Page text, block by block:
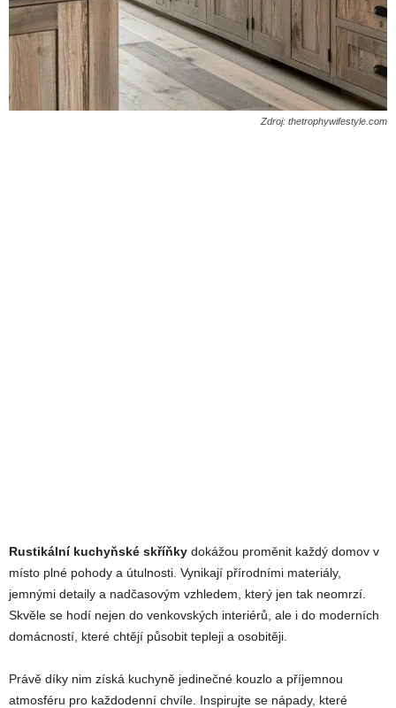
Zdroj: thetrophywifestyle.com
Rustikální kuchyňské skříňky dokážou proměnit každý domov v
místo plné pohody a útulnosti. Vynikají přírodními materiály,
jemnými detaily a nadčasovým vzhledem, který jen tak neomrzí.
Skvěle se hodí nejen do venkovských interiérů, ale i do moderních
domácností, které chtějí působit tepleji a osobitěji.
Právě díky nim získá kuchyně jedinečné kouzlo a příjemnou
atmosféru pro každodenní chvíle. Inspirujte se nápady, které